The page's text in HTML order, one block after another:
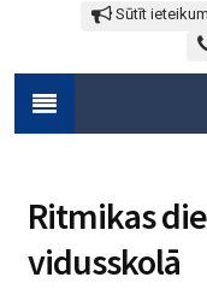
Sūtīt
Ritmikas
vidusskolā